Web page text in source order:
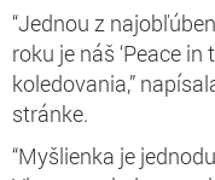
“Jednou z
roku je náš ‘Peace
koledovania,”
stránke.
“Myšlienka je